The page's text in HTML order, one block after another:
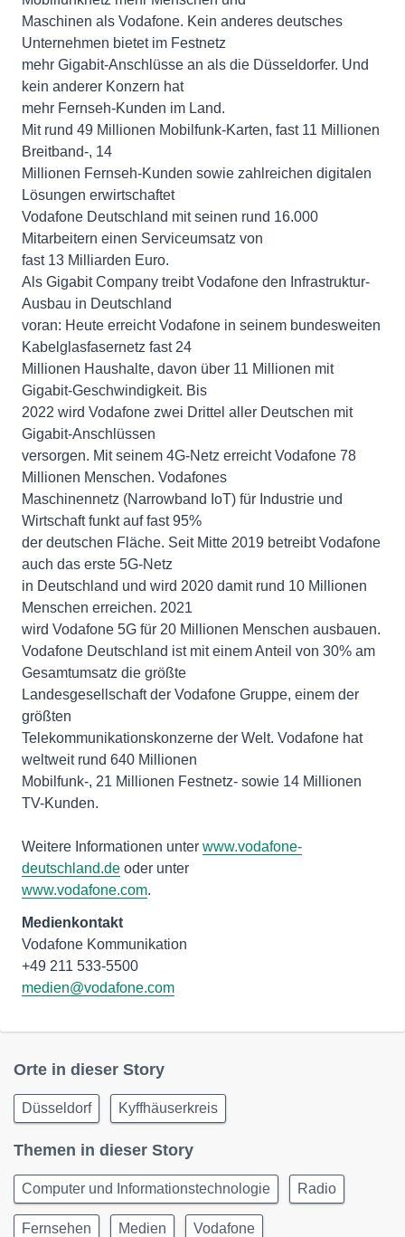
Maschinen als Vodafone. Kein anderes deutsches
Unternehmen bietet im Festnetz
mehr Gigabit-Anschlüsse an als die Düsseldorfer. Und
kein anderer Konzern hat
mehr Fernseh-Kunden im Land.
Mit rund 49 Millionen Mobilfunk-Karten, fast 11 Millionen
Breitband-, 14
Millionen Fernseh-Kunden sowie zahlreichen digitalen
Lösungen erwirtschaftet
Vodafone Deutschland mit seinen rund 16.000
Mitarbeitern einen Serviceumsatz von
fast 13 Milliarden Euro.
Als Gigabit Company treibt Vodafone den Infrastruktur-
Ausbau in Deutschland
voran: Heute erreicht Vodafone in seinem bundesweiten
Kabelglasfasernetz fast 24
Millionen Haushalte, davon über 11 Millionen mit
Gigabit-Geschwindigkeit. Bis
2022 wird Vodafone zwei Drittel aller Deutschen mit
Gigabit-Anschlüssen
versorgen. Mit seinem 4G-Netz erreicht Vodafone 78
Millionen Menschen. Vodafones
Maschinennetz (Narrowband IoT) für Industrie und
Wirtschaft funkt auf fast 95%
der deutschen Fläche. Seit Mitte 2019 betreibt Vodafone
auch das erste 5G-Netz
in Deutschland und wird 2020 damit rund 10 Millionen
Menschen erreichen. 2021
wird Vodafone 5G für 20 Millionen Menschen ausbauen.
Vodafone Deutschland ist mit einem Anteil von 30% am
Gesamtumsatz die größte
Landesgesellschaft der Vodafone Gruppe, einem der
größten
Telekommunikationskonzerne der Welt. Vodafone hat
weltweit rund 640 Millionen
Mobilfunk-, 21 Millionen Festnetz- sowie 14 Millionen
TV-Kunden.
Weitere Informationen unter www.vodafone-
deutschland.de
www.vodafone.com.
Medienkontakt
Vodafone Kommunikation
medien@vodafone.com
Orte in dieser Story
Düsseldorf Kyffhäuserkreis
Themen in dieser Story
Computer und Informationstechnologie Radio
Fernsehen Medien Vodafone